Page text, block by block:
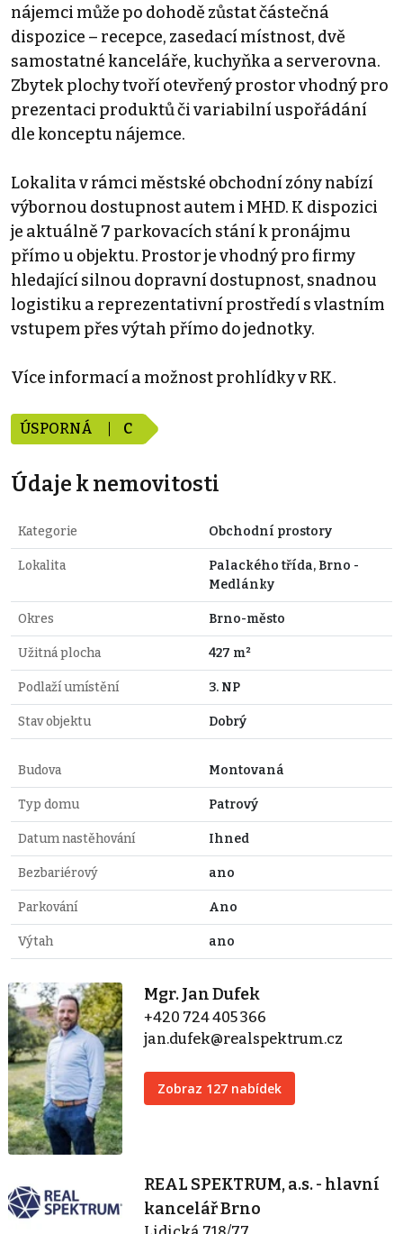
nájemci může po dohodě zůstat částečná
dispozice – recepce, zasedací místnost, dvě
samostatné kanceláře, kuchyňka a serverovna.
Zbytek plochy tvoří otevřený prostor vhodný pro
prezentaci produktů či variabilní uspořádání
dle konceptu nájemce.
Lokalita v rámci městské obchodní zóny nabízí
výbornou dostupnost autem i MHD. K dispozici
je aktuálně 7 parkovacích stání k pronájmu
přímo u objektu. Prostor je vhodný pro firmy
hledající silnou dopravní dostupnost, snadnou
logistiku a reprezentativní prostředí s vlastním
vstupem přes výtah přímo do jednotky.
Více informací a možnost prohlídky v RK.
ÚSPORNÁ C
Údaje k nemovitosti
Kategorie Obchodní prostory
Lokalita
Palackého třída, Brno -
Medlánky
Okres Brno-město
Užitná plocha 427 m²
Podlaží umístění 3. NP
Stav objektu Dobrý
Budova Montovaná
Typ domu Patrový
Datum nastěhování Ihned
Bezbariérový ano
Parkování Ano
Výtah ano
Mgr. Jan Dufek
+420 724 405 366
jan.dufek@realspektrum.cz
Zobraz 127 nabídek
REAL SPEKTRUM, a.s. - hlavní
kancelář Brno